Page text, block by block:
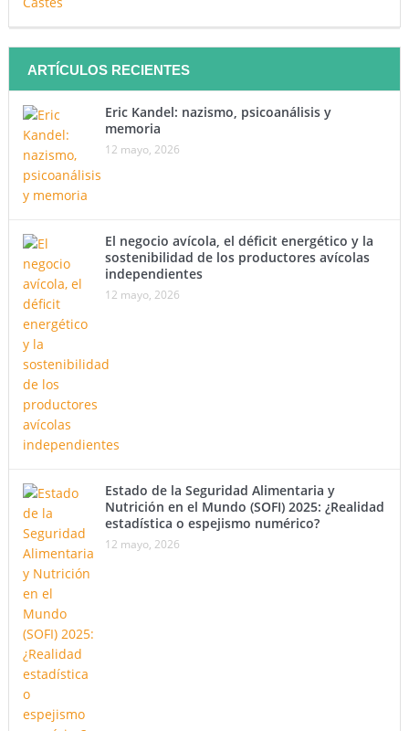
ARTÍCULOS RECIENTES
Eric Kandel: nazismo, psicoanálisis y
memoria
12 mayo, 2026
El negocio avícola, el déficit energético y la
sostenibilidad de los productores avícolas
independientes
12 mayo, 2026
Estado de la Seguridad Alimentaria y
Nutrición en el Mundo (SOFI) 2025: ¿Realidad
estadística o espejismo numérico?
12 mayo, 2026